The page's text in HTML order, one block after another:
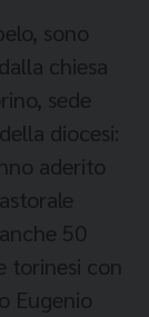
sono
chiesa
sede
diocesi:
aderito
50
torinesi con
Eugenio